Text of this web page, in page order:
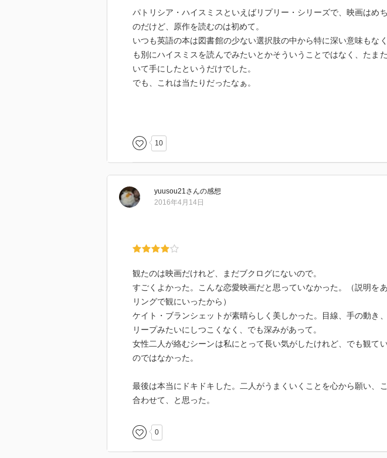
パトリシア・ハイスミスといえばリプリー・シリーズで、映画はめ
のだけど、原作を読むのは初めて。
いつも英語の本は図書館の少ない選択肢の中から特に深い意味もな
も別にハイスミスを読んでみたいとかそういうことではなく、たま
いて手にしたというだけでした。
でも、これは当たりだったなぁ。
1951年出版の小説だが、当時はいろいろ考えた結果、別のペンネー
出された、とご本人によるあとがきに事情がさらりと書かれていた
しかし私が考えるレズビアン小説とは全然違って、別にレズビアン
本ではなくて、普通に普遍的なことが書かれていた。狭い本では全く
私は女の人に恋愛感情を抱いたことは一度もないが、主人公には完
そして、50年代の小説なのに、全然古く感じないのが驚き。和暦で
もちろん、ディテールは時代を反映していて、昔の話だと分かるけ
パスパ吸うところとか、電話とか、車やNYの描写とか、起こる事
描写については読んでいて全く違和感を感じなかった。
私は英語はネイティブレベルからは程遠いので、もしかしたらネイ
感じるのかもしれないけれど。
あまりにおもしろかったので、がぜんこのハイスミスという人に興味
（2023年）に公開されていた。
10
yuusou21さんの感想
2016年4月14日
観たのは映画だけれど、まだブクログにないので。
すごくよかった。こんな恋愛映画だと思っていなかった。（説明を
リングで観にいったから）
ケイト・ブランシェットが素晴らしく美しかった。目線、手の動き
リープみたいにしつこくなく、でも深みがあって。
女性二人が絡むシーンは私にとって長い気がしたけれど、でも観て
のではなかった。
最後は本当にドキドキした。二人がうまくいくことを心から願い、
合わせて、と思った。
0